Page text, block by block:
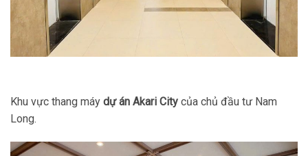
Khu vực thang máy dự án Akari City của chủ đầu tư Nam
Long.